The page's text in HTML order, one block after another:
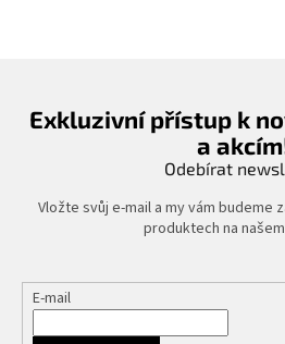
Exkluzivní přístup k
a
Odebírat
Vložte svůj e-mail a my vám budeme
produktech na
E-mail